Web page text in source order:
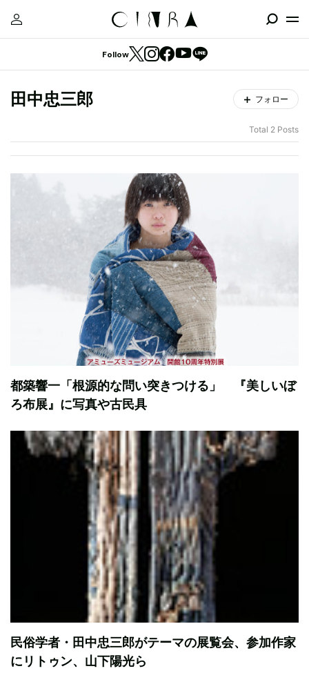
Follow
田中忠三郎 フォロー
Total 2 Posts
都築響一「根源的な問い突きつける」 『美しいぼ
ろ布展』に写真や古民具
民俗学者・田中忠三郎がテーマの展覧会、参加作家
にリトゥン、山下陽光ら